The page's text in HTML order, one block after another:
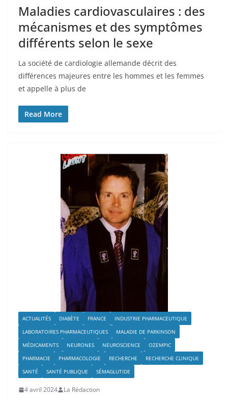
Maladies cardiovasculaires : des
mécanismes et des symptômes
différents selon le sexe
La société de cardiologie allemande décrit des
différences majeures entre les hommes et les femmes
et appelle à plus de
Read More
ACTUALITÉS DIABÈTE FRANCE
INDUSTRIE PHARMACEUTIQUE
LABORATOIRES PHARMACEUTIQUES
MALADIE DE PARKINSON
MÉDICAMENTS
NEURONES NEUROSCIENCE
OZEMPIC
PHARMACIE
PHARMACOLOGIE RECHERCHE
RECHERCHE CLINIQUE
SANTÉ
SANTÉ PUBLIQUE SÉMAGLUTIDE
4 avril 2024 La Rédaction